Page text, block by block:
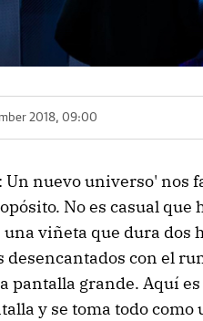
2018, 09:00
nuevo universo' nos
No es casual
una viñeta que dura dos
desencantados con el
pantalla grande. Aquí
y se toma todo